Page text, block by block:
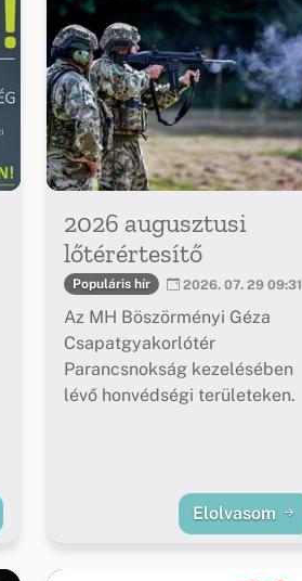
2026 augusztusi
lőtérértesítő
Populáris hír 2026. 07. 29 09:31
Az MH Böszörményi Géza
Csapatgyakorlótér
Parancsnokság kezelésében
lévő honvédségi területeken.
Elolvasom